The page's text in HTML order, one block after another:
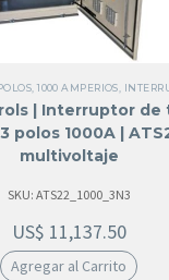
,1000 AMPERIOS
| Interruptor de
polos 1000A |
multivoltaje
SKU: ATS22_1000_3N3
US$ 11,137.50
Agregar al Carrito